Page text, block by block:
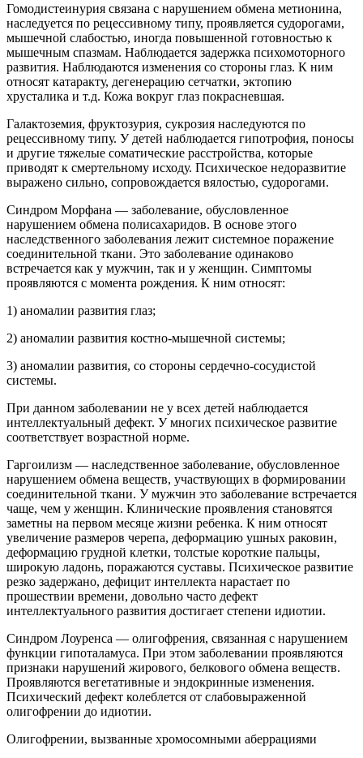
Гомодистеинурия связана с нарушением обмена метионина,
наследуется по рецессивному типу, проявляется судорогами,
мышечной слабостью, иногда повышенной готовностью к
мышечным спазмам. Наблюдается задержка психомоторного
развития. Наблюдаются изменения со стороны глаз. К ним
относят катаракту, дегенерацию сетчатки, эктопию
хрусталика и т.д. Кожа вокруг глаз покрасневшая.
Галактоземия, фруктозурия, сукрозия наследуются по
рецессивному типу. У детей наблюдается гипотрофия, поносы
и другие тяжелые соматические расстройства, которые
приводят к смертельному исходу. Психическое недоразвитие
выражено сильно, сопровождается вялостью, судорогами.
Синдром Морфана — заболевание, обусловленное
нарушением обмена полисахаридов. В основе этого
наследственного заболевания лежит системное поражение
соединительной ткани. Это заболевание одинаково
встречается как у мужчин, так и у женщин. Симптомы
проявляются с момента рождения. К ним относят:
1) аномалии развития глаз;
2) аномалии развития костно-мышечной системы;
3) аномалии развития, со стороны сердечно-сосудистой
системы.
При данном заболевании не у всех детей наблюдается
интеллектуальный дефект. У многих психическое развитие
соответствует возрастной норме.
Гаргоилизм — наследственное заболевание, обусловленное
нарушением обмена веществ, участвующих в формировании
соединительной ткани. У мужчин это заболевание встречается
чаще, чем у женщин. Клинические проявления становятся
заметны на первом месяце жизни ребенка. К ним относят
увеличение размеров черепа, деформацию ушных раковин,
деформацию грудной клетки, толстые короткие пальцы,
широкую ладонь, поражаются суставы. Психическое развитие
резко задержано, дефицит интеллекта нарастает по
прошествии времени, довольно часто дефект
интеллектуального развития достигает степени идиотии.
Синдром Лоуренса — олигофрения, связанная с нарушением
функции гипоталамуса. При этом заболевании проявляются
признаки нарушений жирового, белкового обмена веществ.
Проявляются вегетативные и эндокринные изменения.
Психический дефект колеблется от слабовыраженной
олигофрении до идиотии.
Олигофрении, вызванные хромосомными аберрациями